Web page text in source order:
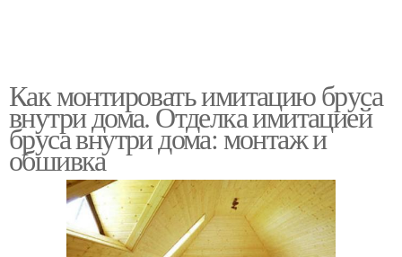
Как монтировать имитацию бруса
внутри дома. Отделка имитацией
бруса внутри дома: монтаж и
обшивка